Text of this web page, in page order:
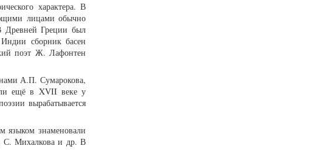
характера. В
лицами обычно
Древней Греции был
сборник басен
поэт Ж. Лафонтен
А.П. Сумарокова,
ещё в XVII веке у
вырабатывается
языком знаменовали
С. Михалкова и др. В